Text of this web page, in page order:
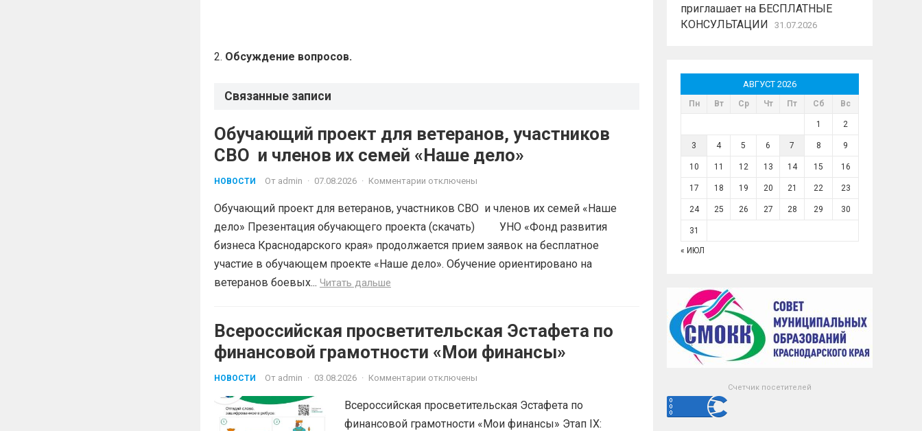
Обсуждение вопросов.
Связанные записи
Обучающий проект для ветеранов, участников
СВО и членов их семей «Наше дело»
НОВОСТИ От admin · 07.08.2026 · Комментарии отключены
Обучающий проект для ветеранов, участников СВО и членов их семей «Наше
дело» Презентация обучающего проекта (скачать) УНО «Фонд развития
бизнеса Краснодарского края» продолжается прием заявок на бесплатное
участие в обучающем проекте «Наше дело». Обучение ориентировано на
ветеранов боевых... Читать дальше
Всероссийская просветительская Эстафета по
финансовой грамотности «Мои финансы»
НОВОСТИ От admin · 03.08.2026 · Комментарии отключены
Всероссийская просветительская Эстафета по
финансовой грамотности «Мои финансы» Этап IX:
приглашает на БЕСПЛАТНЫЕ
КОНСУЛЬТАЦИИ
31.07.2026
АВГУСТ 2026
Пн Вт Ср Чт Пт Сб Вс
1 2
3 4 5 6 7 8 9
10 11 12 13 14 15 16
17 18 19 20 21 22 23
24 25 26 27 28 29 30
31
« ИЮЛ
Счетчик посетителей